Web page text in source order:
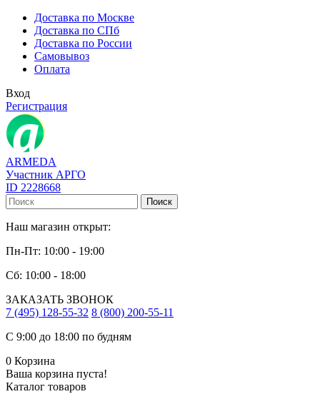
Доставка по Москве
Доставка по СПб
Доставка по России
Самовывоз
Оплата
Вход
Регистрация
ARMEDA
Участник АРГО
ID 2228668
Поиск
Наш магазин открыт:
Пн-Пт: 10:00 - 19:00
Сб: 10:00 - 18:00
ЗАКАЗАТЬ ЗВОНОК
7 (495) 128-55-32 8 (800) 200-55-11
С 9:00 до 18:00 по будням
0 Корзина
Ваша корзина пуста!
Каталог товаров